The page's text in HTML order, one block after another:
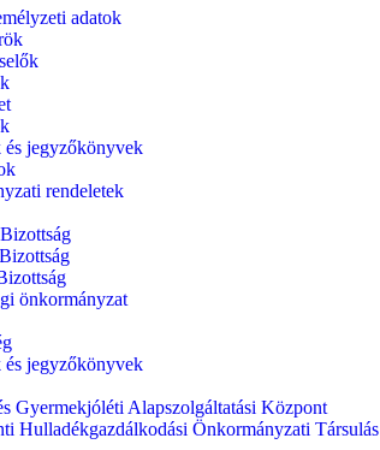
adatok
jegyzőkönyvek
rendeletek
önkormányzat
jegyzőkönyvek
Gyermekjóléti Alapszolgáltatási Központ
Hulladékgazdálkodási Önkormányzati Társulás